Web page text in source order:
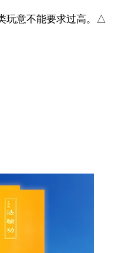
玩意不能要求过高。△